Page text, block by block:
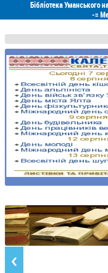
Бібліотека Уманського
-=